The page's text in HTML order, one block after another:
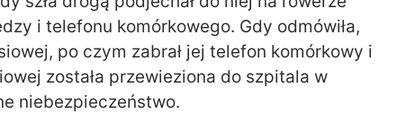
i telefonu komórkowego. Gdy odmówiła,
po czym zabrał jej telefon komórkowy i
została przewieziona do szpitala w
niebezpieczeństwo.